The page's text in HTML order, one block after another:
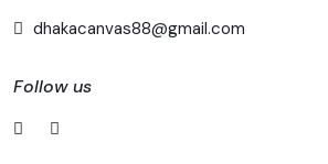
dhakacanvas88@gmail.com
Follow us